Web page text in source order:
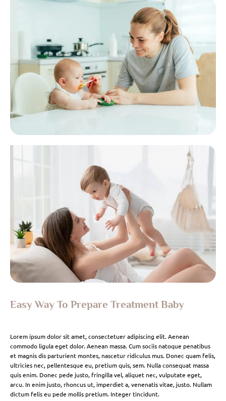
Easy Way To Prepare Treatment Baby
Lorem ipsum dolor sit amet, consectetuer adipiscing elit. Aenean
commodo ligula eget dolor. Aenean massa. Cum sociis natoque penatibus
et magnis dis parturient montes, nascetur ridiculus mus. Donec quam felis,
ultricies nec, pellentesque eu, pretium quis, sem. Nulla consequat massa
quis enim. Donec pede justo, fringilla vel, aliquet nec, vulputate eget,
arcu. In enim justo, rhoncus ut, imperdiet a, venenatis vitae, justo. Nullam
dictum felis eu pede mollis pretium. Integer tincidunt.